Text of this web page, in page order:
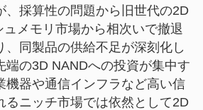
、採算性の問題から旧世代の2D
メモリ市場から相次いで撤退
、同製品の供給不足が深刻化し
端の3D NANDへの投資が集中す
機器や通信インフラなど高い信
るニッチ市場では依然として2D